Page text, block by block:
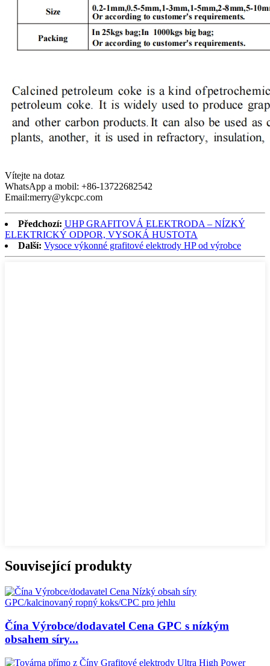
Vítejte na dotaz
WhatsApp a mobil: +86-13722682542
Email:merry@ykcpc.com
Předchozí: UHP GRAFITOVÁ ELEKTRODA – NÍZKÝ
ELEKTRICKÝ ODPOR, VYSOKÁ HUSTOTA
Další: Vysoce výkonné grafitové elektrody HP od výrobce
Související produkty
Čína Výrobce/dodavatel Cena GPC s nízkým
obsahem síry...